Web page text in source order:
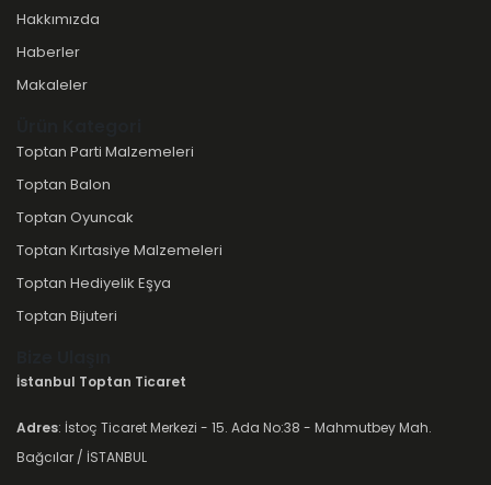
Hakkımızda
Haberler
Makaleler
Toptan Parti Malzemeleri
Toptan Balon
Toptan Oyuncak
Toptan Kırtasiye Malzemeleri
Toptan Hediyelik Eşya
Toptan Bijuteri
İstanbul Toptan Ticaret
Adres: İstoç Ticaret Merkezi - 15. Ada No:38 - Mahmutbey Mah.
Bağcılar / İSTANBUL